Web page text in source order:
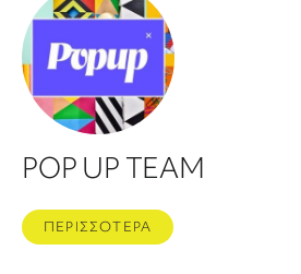
POP UP TEAM
ΠΕΡΙΣΣΟΤΕΡΑ